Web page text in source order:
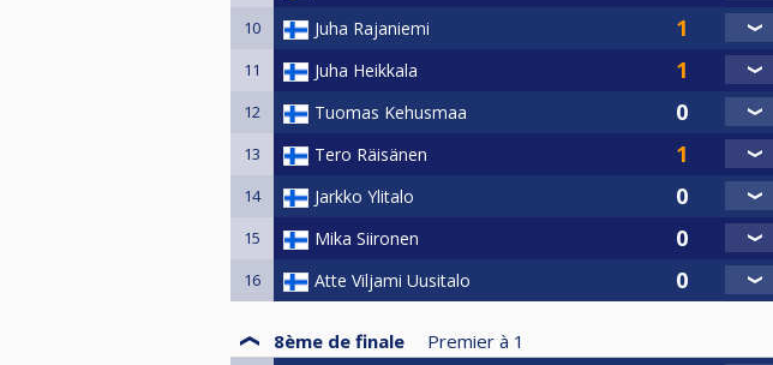
10 Juha Rajaniemi
11 Juha Heikkala
12 Tuomas Kehusmaa
13 Tero Räisänen
14 Jarkko Ylitalo
15 Mika Siironen
16 Atte Viljami Uusitalo
8ème de finale Premier à 1